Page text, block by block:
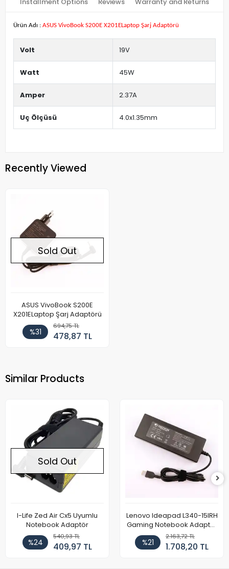
Ürün Adı : ASUS VivoBook S200E X201ELaptop Şarj Adaptörü
Volt 19V
Watt 45W
Amper 2.37A
Uç Ölçüsü 4.0x1.35mm
Recently Viewed
Sold Out
ASUS VivoBook S200E
X201ELaptop Şarj Adaptörü
%31
694,75 TL
478,87 TL
Similar Products
Sold Out
I-Life Zed Air Cx5 Uyumlu
Notebook Adaptör
%24
540,93 TL
409,97 TL
Lenovo Ideapad L340-15IRH
Gaming Notebook Adaptör
Cihazı Şarj Aleti (150W)
%21
2.163,72 TL
1.708,20 TL